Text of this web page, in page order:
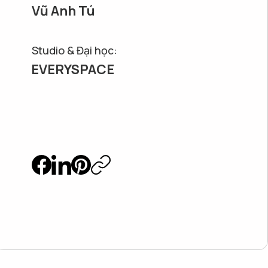
Vũ Anh Tú
Studio & Đại học:
EVERYSPACE